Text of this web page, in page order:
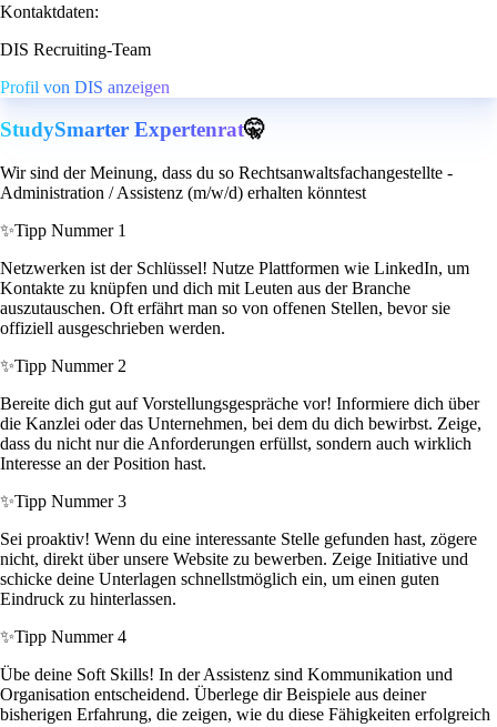
Kontaktdaten:
DIS Recruiting-Team
Profil von DIS anzeigen
StudySmarter Expertenrat🤫
Wir sind der Meinung, dass du so Rechtsanwaltsfachangestellte -
Administration / Assistenz (m/w/d) erhalten könntest
✨Tipp Nummer 1
Netzwerken ist der Schlüssel! Nutze Plattformen wie LinkedIn, um
Kontakte zu knüpfen und dich mit Leuten aus der Branche
auszutauschen. Oft erfährt man so von offenen Stellen, bevor sie
offiziell ausgeschrieben werden.
✨Tipp Nummer 2
Bereite dich gut auf Vorstellungsgespräche vor! Informiere dich über
die Kanzlei oder das Unternehmen, bei dem du dich bewirbst. Zeige,
dass du nicht nur die Anforderungen erfüllst, sondern auch wirklich
Interesse an der Position hast.
✨Tipp Nummer 3
Sei proaktiv! Wenn du eine interessante Stelle gefunden hast, zögere
nicht, direkt über unsere Website zu bewerben. Zeige Initiative und
schicke deine Unterlagen schnellstmöglich ein, um einen guten
Eindruck zu hinterlassen.
✨Tipp Nummer 4
Übe deine Soft Skills! In der Assistenz sind Kommunikation und
Organisation entscheidend. Überlege dir Beispiele aus deiner
bisherigen Erfahrung, die zeigen, wie du diese Fähigkeiten erfolgreich